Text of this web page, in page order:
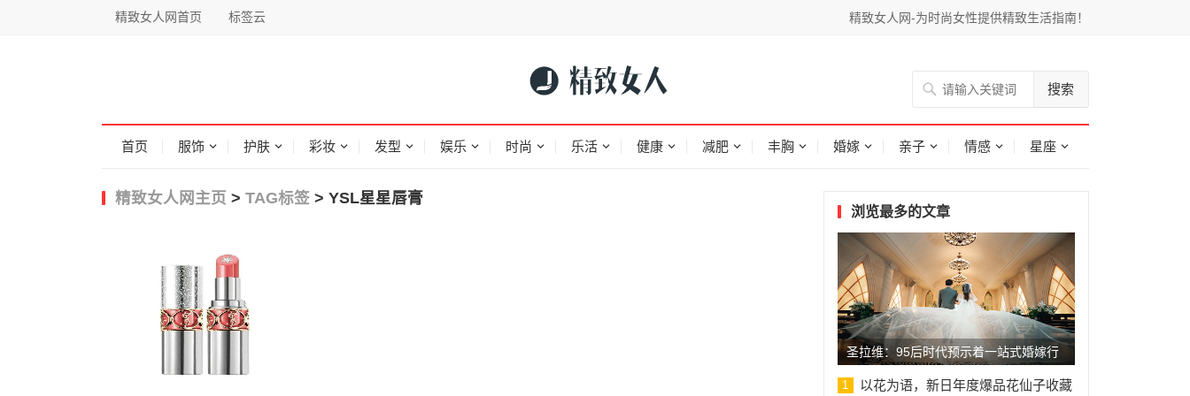
精致女人网首页 标签云 精致女人网-为时尚女性提供精致生活指南！
搜索
首页 服饰 护肤 彩妆 发型 娱乐 时尚 乐活 健康 减肥 丰胸 婚嫁 亲子 情感 星座
精致女人网主页 > TAG标签> YSL星星唇膏
浏览最多的文章
圣拉维：95后时代预示着一站式婚嫁行
业的蓬
1
以花为语，新日年度爆品花仙子收藏